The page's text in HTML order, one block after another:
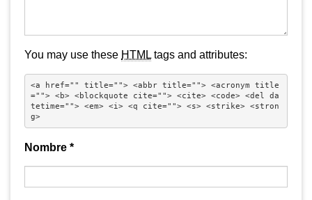
You may use these HTML tags and attributes:
<a href="" title=""> <abbr title=""> <acronym title
=""> <b> <blockquote cite=""> <cite> <code> <del da
tetime=""> <em> <i> <q cite=""> <s> <strike> <stron
g>
Nombre *